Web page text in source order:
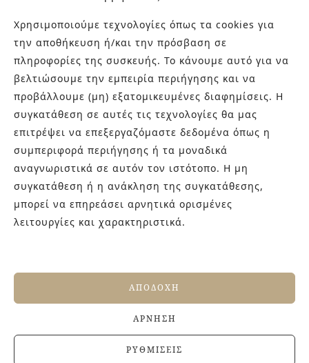
Χρησιμοποιούμε τεχνολογίες όπως τα cookies για
την αποθήκευση ή/και την πρόσβαση σε
πληροφορίες της συσκευής. Το κάνουμε αυτό για να
βελτιώσουμε την εμπειρία περιήγησης και να
προβάλλουμε (μη) εξατομικευμένες διαφημίσεις. Η
συγκατάθεση σε αυτές τις τεχνολογίες θα μας
επιτρέψει να επεξεργαζόμαστε δεδομένα όπως η
συμπεριφορά περιήγησης ή τα μοναδικά
αναγνωριστικά σε αυτόν τον ιστότοπο. Η μη
συγκατάθεση ή η ανάκληση της συγκατάθεσης,
μπορεί να επηρεάσει αρνητικά ορισμένες
λειτουργίες και χαρακτηριστικά.
ΑΠΟΔΟΧΉ
ΆΡΝΗΣΗ
ΡΥΘΜΊΣΕΙΣ
Αν σας έπεισα ή σας έδωσα μία ακόμη αφορμή για το
πόσο αναγκαία είναι η ομορφιά και η καλή αισθητική
στους χώρους σας και είστε έτοιμοι για αλλαγές
τότε, σας προτείνω να διαβάσετε και τις
συμβουλές για ανακαίνιση μπάνιου.